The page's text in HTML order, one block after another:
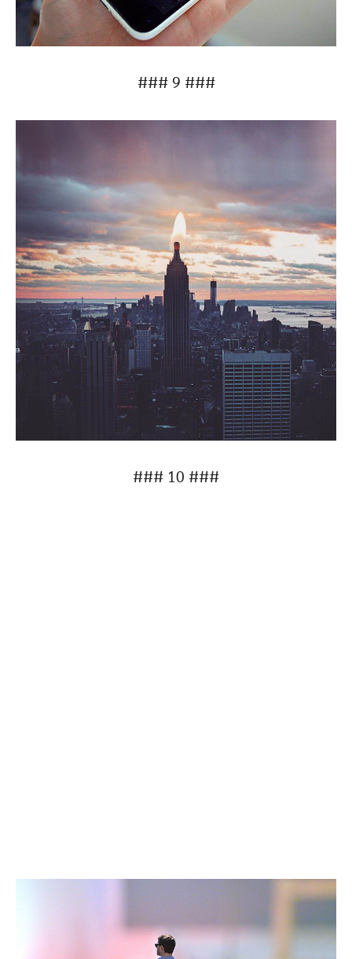
### 9 ###
### 10 ###